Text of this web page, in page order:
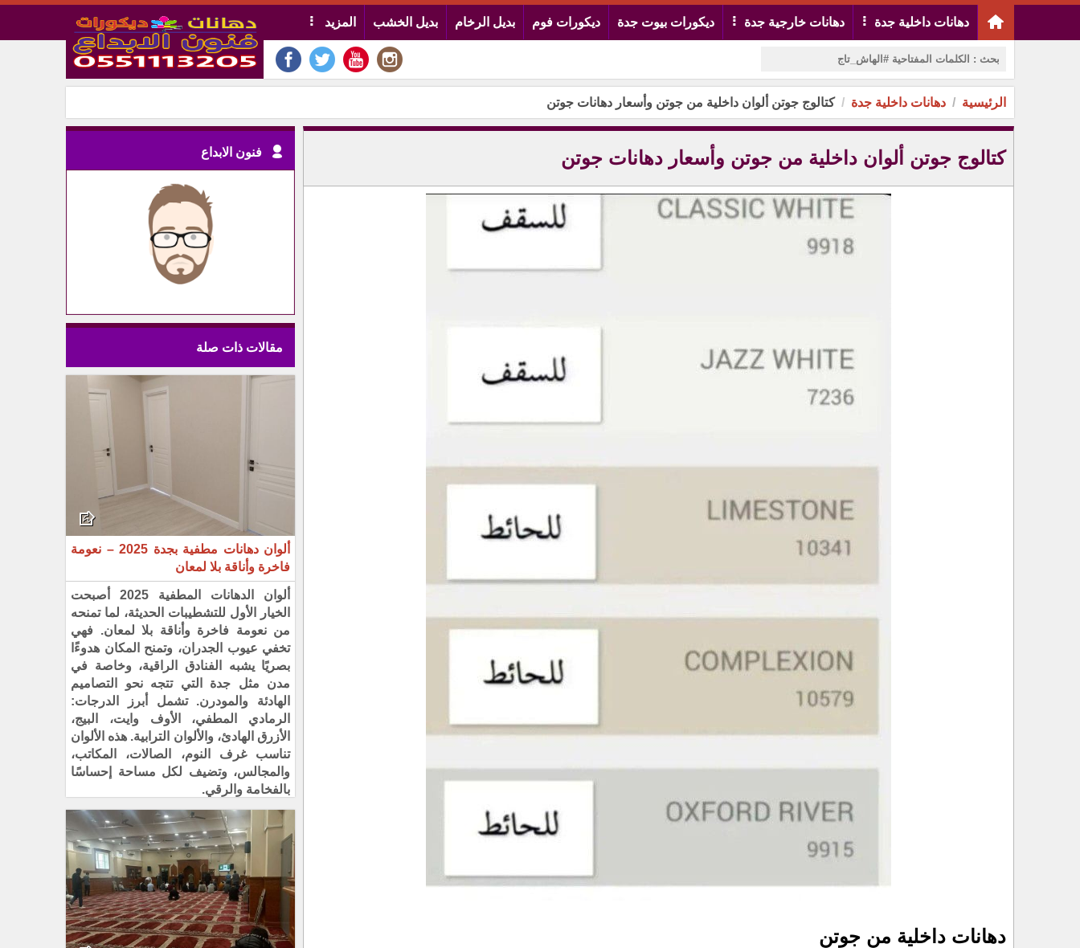
دهانات داخلية جدة دهانات خارجية جدة ديكورات بيوت جدة ديكورات فوم بديل الرخام بديل الخشب المزيد
الرئيسية دهانات داخلية جدة كتالوج جوتن ألوان داخلية من جوتن وأسعار دهانات جوتن
كتالوج جوتن ألوان داخلية من جوتن وأسعار دهانات جوتن
دهانات داخلية من جوتن
فنون الابداع
مقالات ذات صلة
ألوان دهانات مطفية بجدة 2025 – نعومة
فاخرة وأناقة بلا لمعان
ألوان الدهانات المطفية 2025 أصبحت
الخيار الأول للتشطيبات الحديثة، لما تمنحه
من نعومة فاخرة وأناقة بلا لمعان. فهي
تخفي عيوب الجدران، وتمنح المكان هدوءًا
بصريًا يشبه الفنادق الراقية، وخاصة في
مدن مثل جدة التي تتجه نحو التصاميم
الهادئة والمودرن. تشمل أبرز الدرجات:
الرمادي المطفي، الأوف وايت، البيج،
الأزرق الهادئ، والألوان الترابية. هذه الألوان
تناسب غرف النوم، الصالات، المكاتب،
والمجالس، وتضيف لكل مساحة إحساسًا
بالفخامة والرقي.